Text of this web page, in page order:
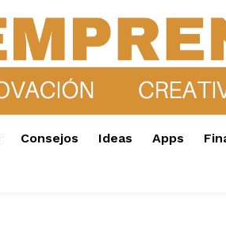
Consejos Ideas Apps